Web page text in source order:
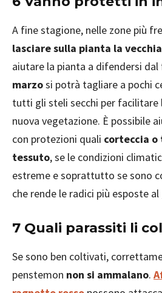
A fine stagione, nelle zone più
lasciare sulla pianta la
aiutare la pianta a difendersi
marzosi potrà tagliare a pochi
tutti gli steli secchi per facilitare
nuova vegetazione. È possibile
con protezioni quali corteccia o
tessuto, se le condizioni
estreme e soprattutto se sono
che rende le radici più esposte al
7 Quali parassiti li
Se sono ben coltivati,
penstemon non si ammalano.